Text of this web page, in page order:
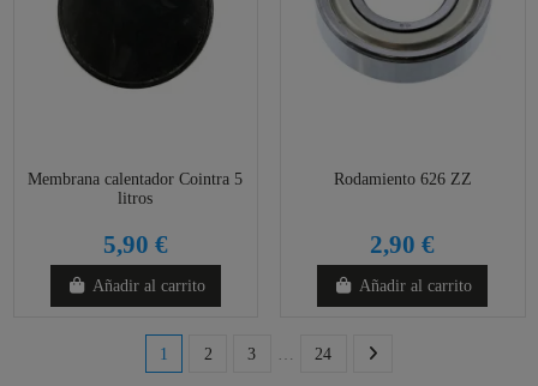
Membrana calentador Cointra 5
litros
5,90 €
Añadir al carrito
Rodamiento 626 ZZ
2,90 €
Añadir al carrito
1 2 3 24